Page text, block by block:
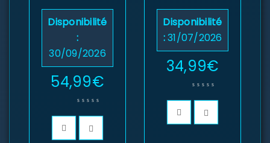
Disponibilité
:
30/09/2026
54,99€
Disponibilité
:31/07/2026
34,99€